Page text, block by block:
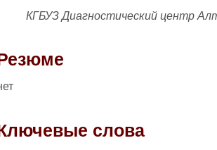
КГБУЗ Диагностический центр
слова